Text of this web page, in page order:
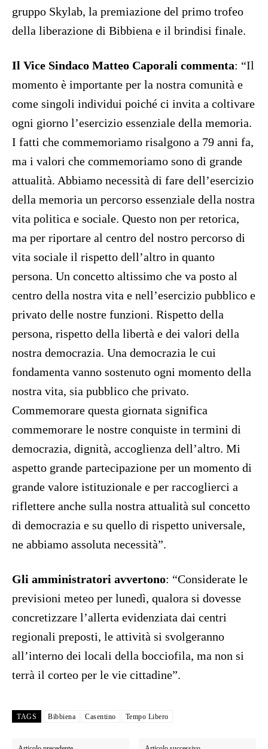
gruppo Skylab, la premiazione del primo trofeo
della liberazione di Bibbiena e il brindisi finale.
Il Vice Sindaco Matteo Caporali commenta: “Il
momento è importante per la nostra comunità e
come singoli individui poiché ci invita a coltivare
ogni giorno l’esercizio essenziale della memoria.
I fatti che commemoriamo risalgono a 79 anni fa,
ma i valori che commemoriamo sono di grande
attualità. Abbiamo necessità di fare dell’esercizio
della memoria un percorso essenziale della nostra
vita politica e sociale. Questo non per retorica,
ma per riportare al centro del nostro percorso di
vita sociale il rispetto dell’altro in quanto
persona. Un concetto altissimo che va posto al
centro della nostra vita e nell’esercizio pubblico e
privato delle nostre funzioni. Rispetto della
persona, rispetto della libertà e dei valori della
nostra democrazia. Una democrazia le cui
fondamenta vanno sostenuto ogni momento della
nostra vita, sia pubblico che privato.
Commemorare questa giornata significa
commemorare le nostre conquiste in termini di
democrazia, dignità, accoglienza dell’altro. Mi
aspetto grande partecipazione per un momento di
grande valore istituzionale e per raccoglierci a
riflettere anche sulla nostra attualità sul concetto
di democrazia e su quello di rispetto universale,
ne abbiamo assoluta necessità”.
Gli amministratori avvertono: “Considerate le
previsioni meteo per lunedì, qualora si dovesse
concretizzare l’allerta evidenziata dai centri
regionali preposti, le attività si svolgeranno
all’interno dei locali della bocciofila, ma non si
terrà il corteo per le vie cittadine”.
TAGS Bibbiena Casentino Tempo Libero